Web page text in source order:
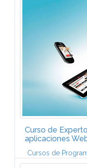
El videojuego:
tÃ©cnicos y
EvoluciÃ³n de la
Curso de
aplicaciones
Cursos de